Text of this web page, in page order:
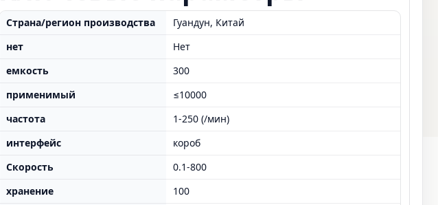
Страна/регион производства
Гуандун, Китай
нет
Нет
емкость
300
применимый
≤10000
частота
1-250 (/мин)
интерфейс
короб
Скорость
0.1-800
хранение
100